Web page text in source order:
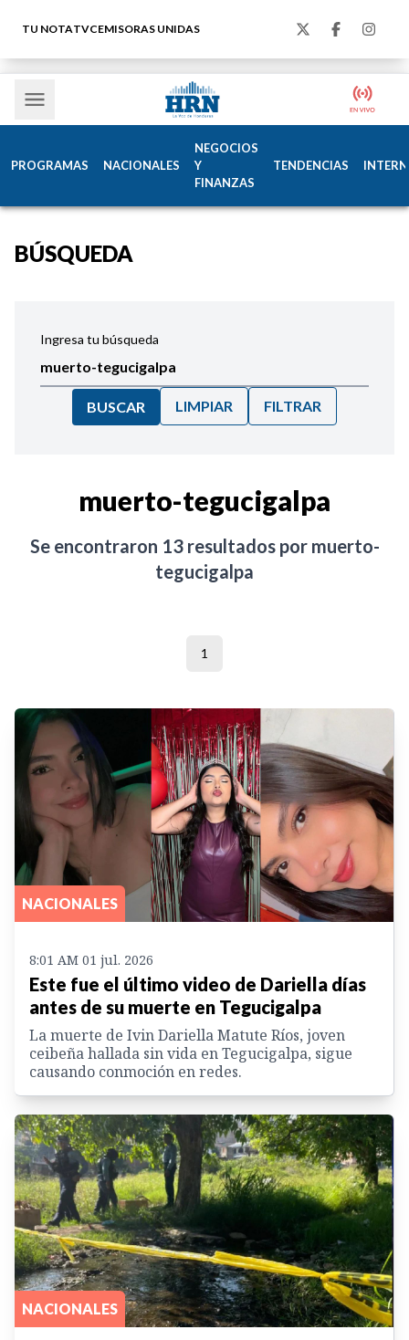
TU NOTATVCEMISORAS UNIDAS
PROGRAMAS NACIONALES
NEGOCIOS
Y
FINANZAS
TENDENCIAS
BÚSQUEDA
Ingresa tu búsqueda
BUSCAR LIMPIAR FILTRAR
muerto-tegucigalpa
Se encontraron 13resultados por muerto-
tegucigalpa
1
NACIONALES
8:01 AM 01 jul. 2026
Este fue el último video de Dariella días
antes de su muerte en Tegucigalpa
La muerte de Ivin Dariella Matute Ríos, joven
ceibeña hallada sin vida en Tegucigalpa, sigue
causando conmoción en redes.
NACIONALES